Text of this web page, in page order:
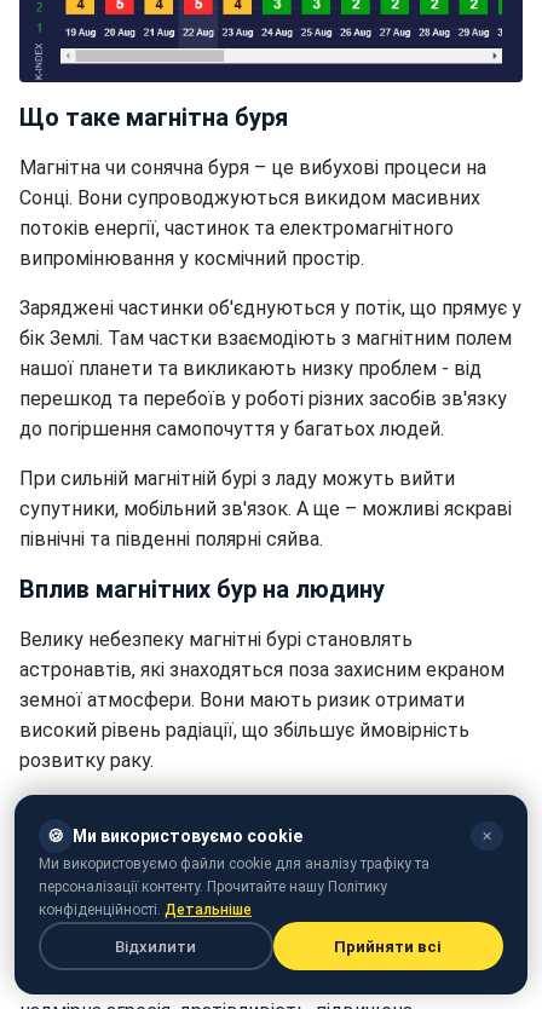
Що таке магнітна буря
Магнітна чи сонячна буря – це вибухові процеси на
Сонці. Вони супроводжуються викидом масивних
потоків енергії, частинок та електромагнітного
випромінювання у космічний простір.
Заряджені частинки об'єднуються у потік, що прямує у
бік Землі. Там частки взаємодіють з магнітним полем
нашої планети та викликають низку проблем - від
перешкод та перебоїв у роботі різних засобів зв'язку
до погіршення самопочуття у багатьох людей.
При сильній магнітній бурі з ладу можуть вийти
супутники, мобільний зв'язок. А ще – можливі яскраві
північні та південні полярні сяйва.
Вплив магнітних бур на людину
Велику небезпеку магнітні бурі становлять
астронавтів, які знаходяться поза захисним екраном
земної атмосфери. Вони мають ризик отримати
високий рівень радіації, що збільшує ймовірність
розвитку раку.
Також існує чимало досліджень, що підтверджують
вплив магнітних бур на людину. У такі дні люди значно
частіше скаржаться на головний біль, різке
погіршення самопочуття, проблеми з концентрацією,
порушення сну.
🍪 Ми використовуємо cookie ✕
Ми використовуємо файли cookie для аналізу трафіку та
персоналізації контенту. Прочитайте нашу Політику
конфіденційності. Детальніше
Відхилити Прийняти всі